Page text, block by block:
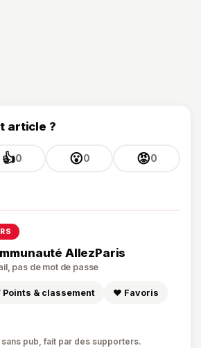
article ?
👍0 😮0 😡0
AllezParis
pas de mot de passe
Points & classement ❤️ Favoris
sans pub, fait par des supporters.